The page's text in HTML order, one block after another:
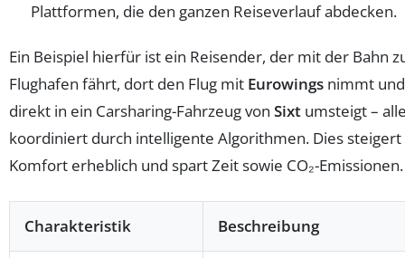
Plattformen, die den ganzen Reiseverlauf abdecken.
Ein Beispiel hierfür ist ein Reisender, der mit der Bahn
Flughafen fährt, dort den Flug mit Eurowings nimmt
direkt in ein Carsharing-Fahrzeug von Sixt umsteigt –
koordiniert durch intelligente Algorithmen. Dies steigert
Komfort erheblich und spart Zeit sowie CO₂-Emissionen.
Charakteristik Beschreibung